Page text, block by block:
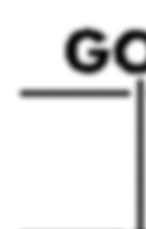
Jesus Christus
Er starb, um die
Menschen zu
und das gilt für
gestorben ist. Er,
Schuldigen. Das tat
Gott aber beweist